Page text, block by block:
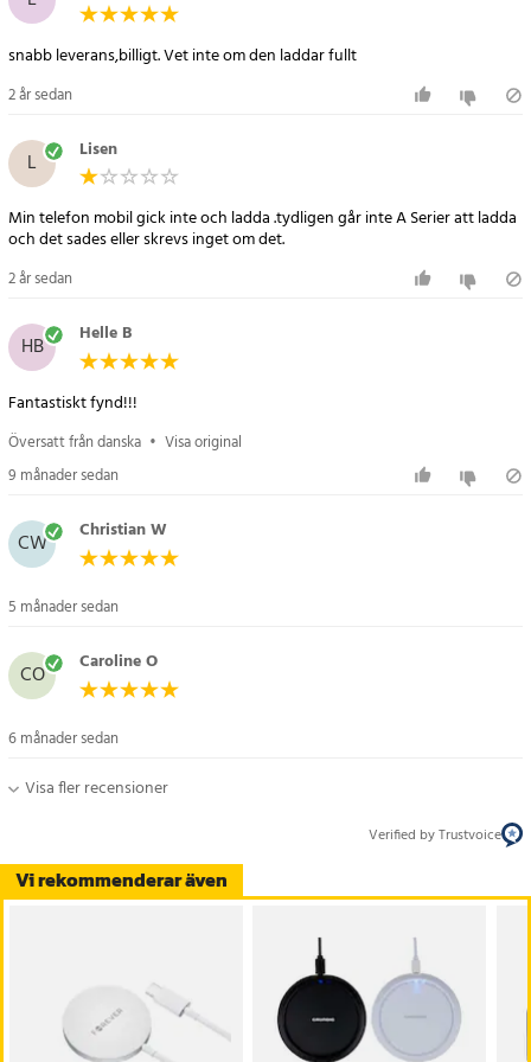
Artikelnummer:106118
Vi rekommenderar även
snabb leverans,billigt. Vet inte om den laddar fullt
2 år sedan
L Lisen
Min telefon mobil gick inte och ladda .tydligen går inte A Serier att ladda
och det sades eller skrevs inget om det.
2 år sedan
HB Helle B
Fantastiskt fynd!!!
Översatt från danska • Visa original
9 månader sedan
CW Christian W
5 månader sedan
CO Caroline O
6 månader sedan
Visa fler recensioner
Verified by Trustvoice